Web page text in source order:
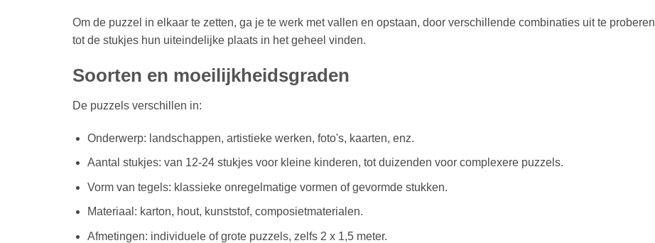
Om de puzzel in elkaar te zetten, ga je te werk met vallen en opstaan, door verschillende combinaties uit te proberen
tot de stukjes hun uiteindelijke plaats in het geheel vinden.
Soorten en moeilijkheidsgraden
De puzzels verschillen in:
Onderwerp: landschappen, artistieke werken, foto's, kaarten, enz.
Aantal stukjes: van 12-24 stukjes voor kleine kinderen, tot duizenden voor complexere puzzels.
Vorm van tegels: klassieke onregelmatige vormen of gevormde stukken.
Materiaal: karton, hout, kunststof, composietmaterialen.
Afmetingen: individuele of grote puzzels, zelfs 2 x 1,5 meter.